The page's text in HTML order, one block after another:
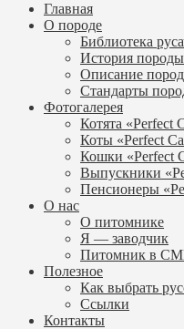
Главная
О породе
Библиотека
История породы
Описание
Стандарты
Фотогалерея
Котята «Perfect
Коты «Perfect
Кошки «Perfect
Выпускники
Пенсионеры
О нас
О питомнике
Я — заводчик
Питомник в
Полезное
Как выбрать
Ссылки
Контакты